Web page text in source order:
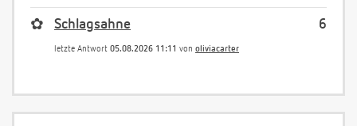
6
✿ Schlagsahne
letzte Antwort 05.08.2026 11:11 von oliviacarter